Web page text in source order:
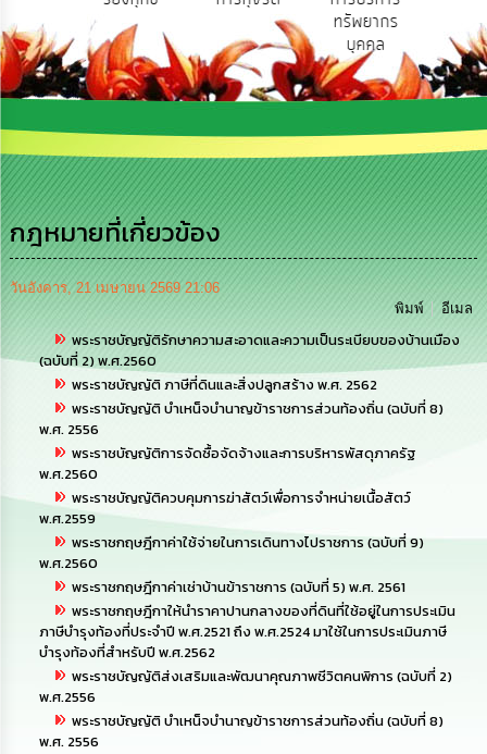
การ
บริหาร
งาน
ส่ง
เสริม
ความ
โปร่งใส
การ
จัด
ซื้อ
จัด
จ้าง
การ
เงิน
การ
คลัง
นโยบาย
No
Gift
Policy
การ
ดำเนิน
การ
เพื่อ
ป้องกัน
การ
ทุจริต
ชาชน
ทรัพยากร
บุคคล
อ
กฎหมายที่เกี่ยวข้อง
วันอังคาร, 21 เมษายน 2569 21:06
พิมพ์
อีเมล
พระราชบัญญัติรักษาความสะอาดและความเป็นระเบียบของบ้านเมือง
(ฉบับที่ 2) พ.ศ.2560
พระราชบัญญัติ ภาษีที่ดินและสิ่งปลูกสร้าง พ.ศ. 2562
พระราชบัญญัติ บำเหน็จบำนาญข้าราชการส่วนท้องถิ่น (ฉบับที่ 8)
พ.ศ. 2556
พระราชบัญญัติการจัดซื้อจัดจ้างและการบริหารพัสดุภาครัฐ
พ.ศ.2560
พระราชบัญญัติควบคุมการฆ่าสัตว์เพื่อการจำหน่ายเนื้อสัตว์
พ.ศ.2559
พระราชกฤษฎีกาค่าใช้จ่ายในการเดินทางไปราชการ (ฉบับที่ 9)
พ.ศ.2560
พระราชกฤษฎีกาค่าเช่าบ้านข้าราชการ (ฉบับที่ 5) พ.ศ. 2561
พระราชกฤษฎีกาให้นำราคาปานกลางของที่ดินที่ใช้อยู่ในการประเมิน
ภาษีบำรุงท้องที่ประจำปี พ.ศ.2521 ถึง พ.ศ.2524 มาใช้ในการประเมินภาษี
บำรุงท้องที่สำหรับปี พ.ศ.2562
พระราชบัญญัติส่งเสริมและพัฒนาคุณภาพชีวิตคนพิการ (ฉบับที่ 2)
พ.ศ.2556
พระราชบัญญัติ บำเหน็จบำนาญข้าราชการส่วนท้องถิ่น (ฉบับที่ 8)
พ.ศ. 2556